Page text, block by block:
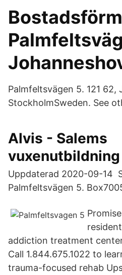
Palmfeltsvägen 5. 121 62,
StockholmSweden. See
Alvis - Salems
vuxenutbildning
Uppdaterad 2020-09-14
Palmfeltsvägen 5.
addiction treatment
Call 1.844.675.1022 to
trauma-focused rehab